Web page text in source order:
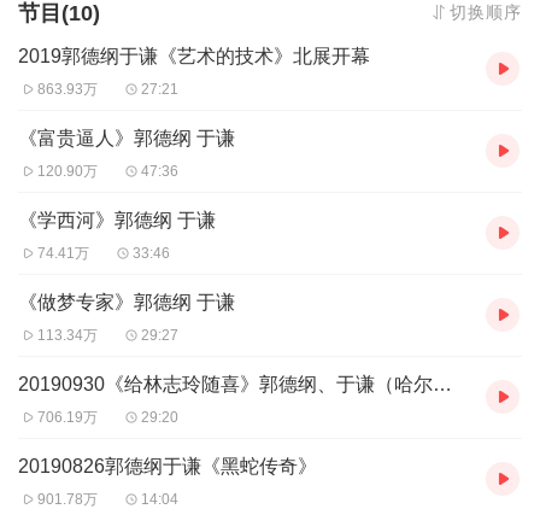
节目(10) 切换顺序
2019郭德纲于谦《艺术的技术》北展开幕
863.93万 27:21
《富贵逼人》郭德纲 于谦
120.90万 47:36
《学西河》郭德纲 于谦
74.41万 33:46
《做梦专家》郭德纲 于谦
113.34万 29:27
20190930《给林志玲随喜》郭德纲、于谦（哈尔滨）
706.19万 29:20
20190826郭德纲于谦《黑蛇传奇》
901.78万 14:04